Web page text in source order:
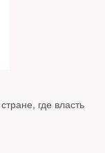
где власть